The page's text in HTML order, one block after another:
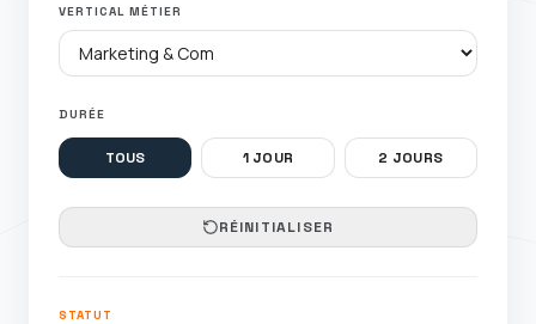
VERTICAL MÉTIER
DURÉE
TOUS 1 JOUR 2 JOURS
RÉINITIALISER
STATUT